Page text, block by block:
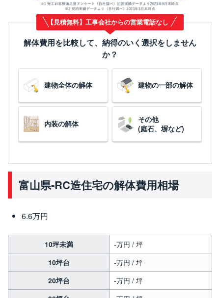
【見積無料】工事会社からの営業電話なし
解体費用を比較して、納得のいく選択をしません
か？
建物全体の解体 建物の一部の解体
内装の解体
その他
(庭石、塀など)
富山県-RC造住宅の解体費用相場
6.6万円
10坪未満
-万円 / 坪
10坪台
-万円 / 坪
20坪台
-万円 / 坪